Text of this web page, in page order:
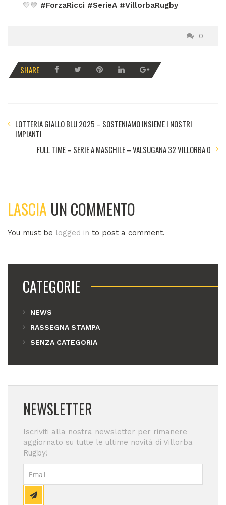
💛💙 #ForzaRicci #SerieA #VillorbaRugby
0
SHARE
LOTTERIA GIALLO BLU 2025 – SOSTENIAMO INSIEME I NOSTRI
IMPIANTI
FULL TIME – SERIE A MASCHILE – VALSUGANA 32 VILLORBA 0
LASCIA UN COMMENTO
You must be logged in to post a comment.
CATEGORIE
NEWS
RASSEGNA STAMPA
SENZA CATEGORIA
NEWSLETTER
Iscriviti alla nostra newsletter per rimanere
aggiornato su tutte le ultime novità di Villorba
Rugby!